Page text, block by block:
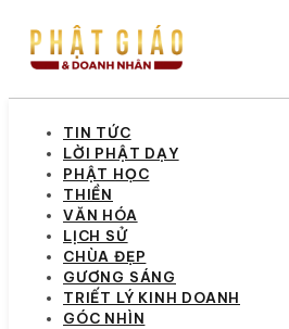
TIN TỨC
LỜI PHẬT DẠY
PHẬT HỌC
THIỀN
VĂN HÓA
LỊCH SỬ
CHÙA ĐẸP
GƯƠNG SÁNG
TRIẾT LÝ KINH DOANH
GÓC NHÌN